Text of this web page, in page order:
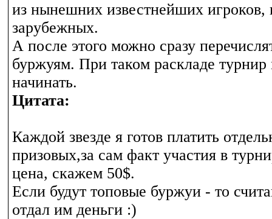
из нынешних известнейших игроков,
зарубежных.
А после этого можно сразу
буржуям. При таком раскладе
начинать.
Цитата:
Каждой звезде я готов платить
призовых,за сам факт участия в
цена, скажем 50$.
Если будут топовые буржуи - то
отдал им деньги :)